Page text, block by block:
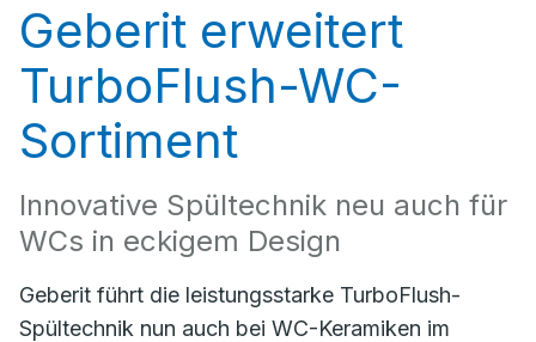
Geberit erweitert
TurboFlush-WC-
Sortiment
Innovative Spültechnik neu auch für
WCs in eckigem Design
Geberit führt die leistungsstarke TurboFlush-
Spültechnik nun auch bei WC-Keramiken im